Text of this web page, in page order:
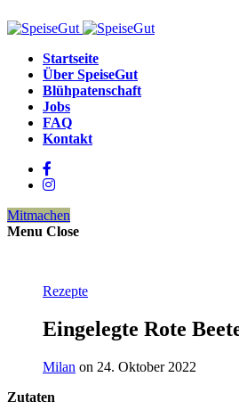
Startseite
Über SpeiseGut
Blühpatenschaft
Jobs
FAQ
Kontakt
Mitmachen
Menu Close
Rezepte
Eingelegte Rote
Milan on 24. Oktober 2022
Zutaten